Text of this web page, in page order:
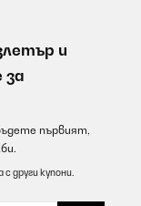
и
за
първият,
други купони.